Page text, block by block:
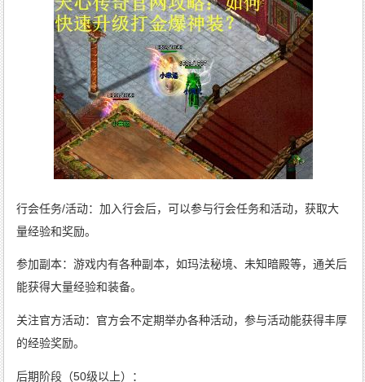
行会任务/活动：加入行会后，可以参与行会任务和活动，获取大
量经验和奖励。
参加副本：游戏内有各种副本，如玛法秘境、未知暗殿等，通关后
能获得大量经验和装备。
关注官方活动：官方会不定期举办各种活动，参与活动能获得丰厚
的经验奖励。
后期阶段（50级以上）：